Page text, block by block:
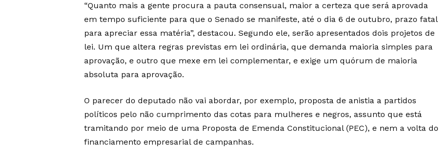
“Quanto mais a gente procura a pauta consensual, maior a certeza que será aprovada
em tempo suficiente para que o Senado se manifeste, até o dia 6 de outubro, prazo fatal
para apreciar essa matéria”, destacou. Segundo ele, serão apresentados dois projetos de
lei. Um que altera regras previstas em lei ordinária, que demanda maioria simples para
aprovação, e outro que mexe em lei complementar, e exige um quórum de maioria
absoluta para aprovação.
O parecer do deputado não vai abordar, por exemplo, proposta de anistia a partidos
políticos pelo não cumprimento das cotas para mulheres e negros, assunto que está
tramitando por meio de uma Proposta de Emenda Constitucional (PEC), e nem a volta do
financiamento empresarial de campanhas.